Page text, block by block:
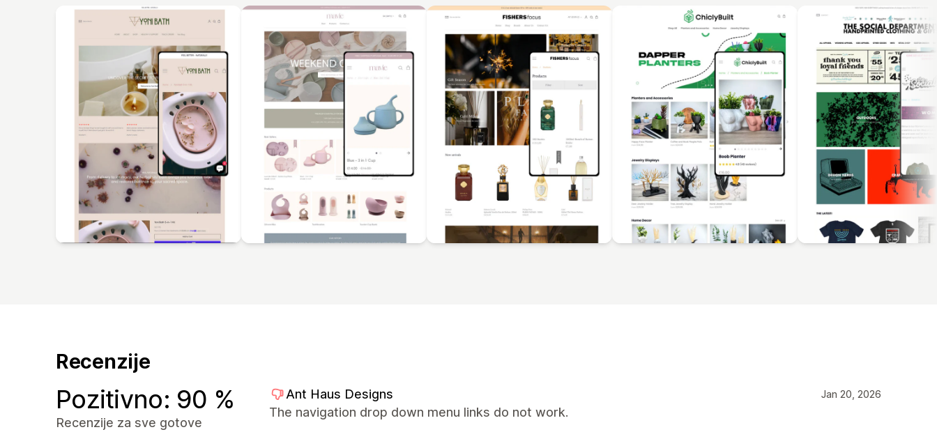
Recenzije
Pozitivno: 90 %
Recenzije za sve gotove
Ant Haus Designs Jan 20, 2026
The navigation drop down menu links do not work.